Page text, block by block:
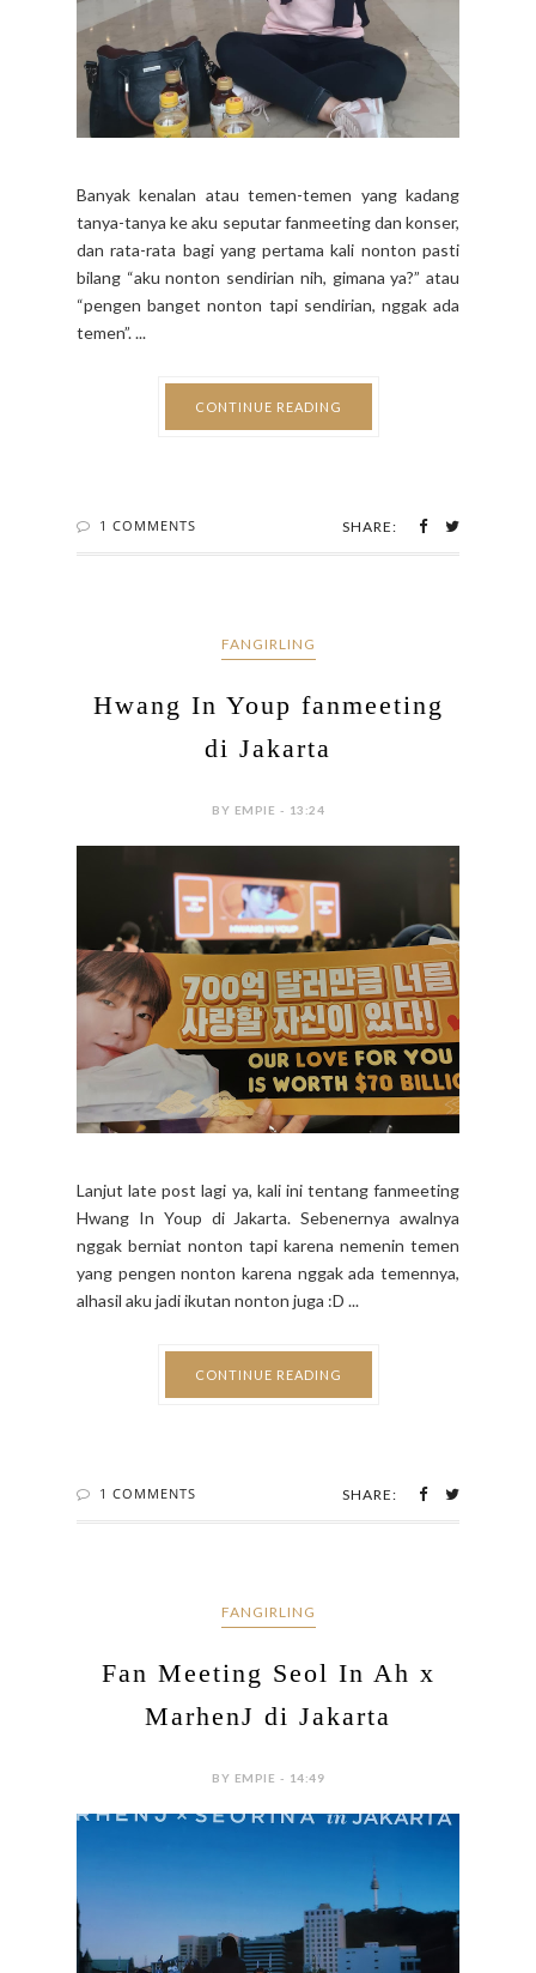
Banyak kenalan atau temen-temen yang kadang
tanya-tanya ke aku seputar fanmeeting dan konser,
dan rata-rata bagi yang pertama kali nonton pasti
bilang “aku nonton sendirian nih, gimana ya?” atau
“pengen banget nonton tapi sendirian, nggak ada
temen”. ...
CONTINUE READING
1 COMMENTS SHARE:
FANGIRLING
Hwang In Youp fanmeeting
di Jakarta
BY EMPIE - 13:24
Lanjut late post lagi ya, kali ini tentang fanmeeting
Hwang In Youp di Jakarta. Sebenernya awalnya
nggak berniat nonton tapi karena nemenin temen
yang pengen nonton karena nggak ada temennya,
alhasil aku jadi ikutan nonton juga :D ...
CONTINUE READING
1 COMMENTS SHARE:
FANGIRLING
Fan Meeting Seol In Ah x
MarhenJ di Jakarta
BY EMPIE - 14:49